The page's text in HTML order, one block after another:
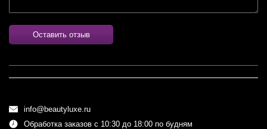
Оставить отзыв
info@beautyluxe.ru
Обработка заказов с 10:30 до 18:00 по будням